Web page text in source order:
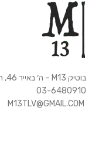
בוטיק M13 – ה׳ באייר 46, ת״א.
03-6480910